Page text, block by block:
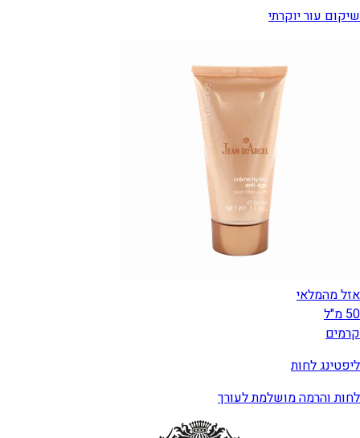
שיקום עור יוקרתי
אזל מהמלאי
50 מ"ל
קרמים
ליפטינג לחות
לחות והרמה מושלמת לעורך